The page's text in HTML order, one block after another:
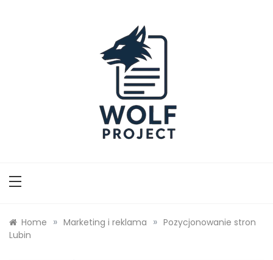
Home » Marketing i reklama » Pozycjonowanie stron
Lubin